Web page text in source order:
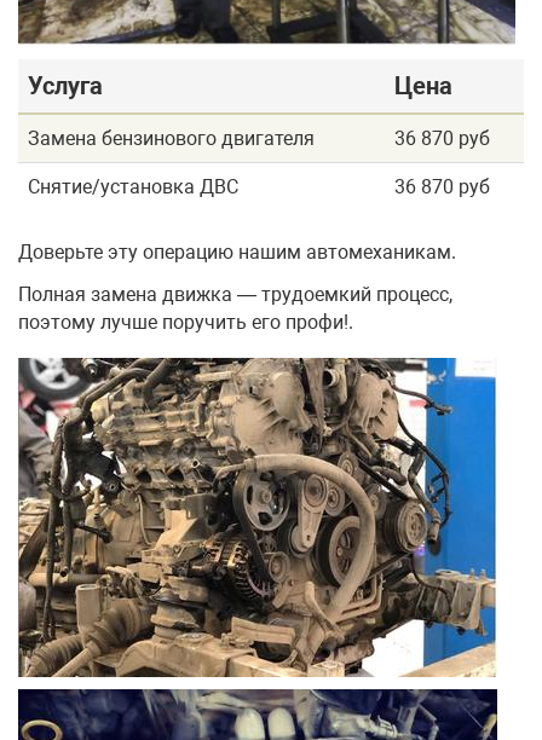
Услуга Цена
Замена бензинового двигателя 36 870 руб
Снятие/установка ДВС 36 870 руб
Доверьте эту операцию нашим автомеханикам.
Полная замена движка — трудоемкий процесс,
поэтому лучше поручить его профи!.